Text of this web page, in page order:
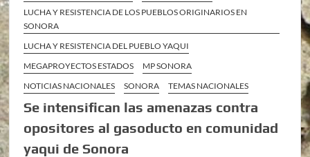
LUCHA Y RESISTENCIA DE LOS PUEBLOS ORIGINARIOS EN
SONORA
LUCHA Y RESISTENCIA DEL PUEBLO YAQUI
MEGAPROYECTOS ESTADOS
MP SONORA
NOTICIAS NACIONALES
SONORA TEMAS NACIONALES
Se intensifican las amenazas contra
opositores al gasoducto en comunidad
yaqui de Sonora